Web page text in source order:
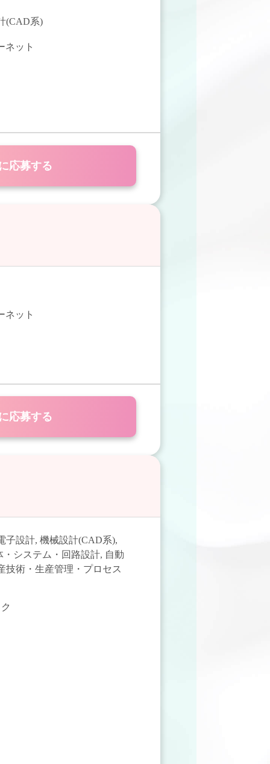
(CAD系)
ネット
応募する
ネット
応募する
子設計, 機械設計(CAD系),
システム・回路設計, 自動
技術・生産管理・プロセス